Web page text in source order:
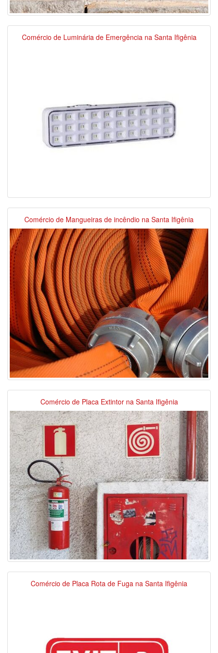
Comércio de Luminária de Emergência na Santa Ifigênia
Comércio de Mangueiras de incêndio na Santa Ifigênia
Comércio de Placa Extintor na Santa Ifigênia
Comércio de Placa Rota de Fuga na Santa Ifigênia